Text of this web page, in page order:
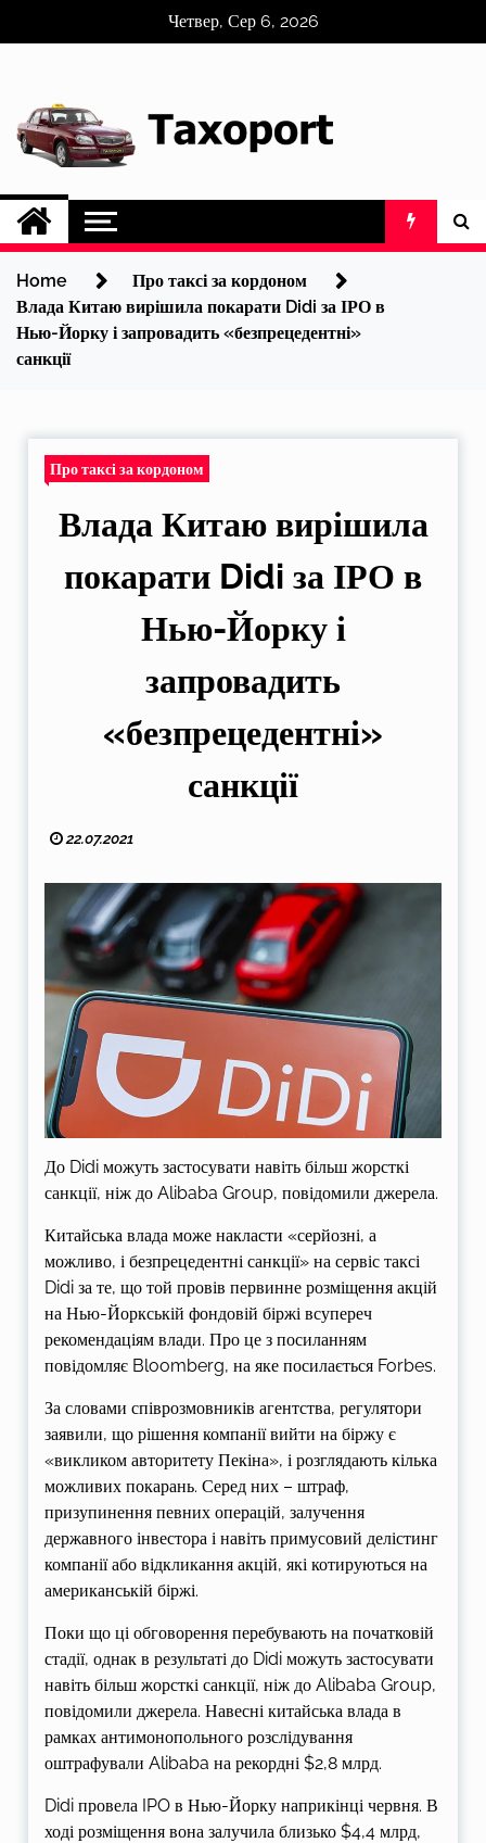
Четвер, Сер 6, 2026
Home
Про таксі за кордоном
Влада Китаю вирішила покарати Didi за ІРО в
Нью-Йорку і запровадить «безпрецедентні»
санкції
Про таксі за кордоном
Влада Китаю вирішила
покарати Didi за ІРО в
Нью-Йорку і
запровадить
«безпрецедентні»
санкції
22.07.2021
До Didi можуть застосувати навіть більш жорсткі
санкції, ніж до Alibaba Group, повідомили джерела.
Китайська влада може накласти «серйозні, а
можливо, і безпрецедентні санкції» на сервіс таксі
Didi за те, що той провів первинне розміщення акцій
на Нью-Йоркській фондовій біржі всупереч
рекомендаціям влади. Про це з посиланням
повідомляє Bloomberg, на яке посилається Forbes.
За словами співрозмовників агентства, регулятори
заявили, що рішення компанії вийти на біржу є
«викликом авторитету Пекіна», і розглядають кілька
можливих покарань. Серед них – штраф,
призупинення певних операцій, залучення
державного інвестора і навіть примусовий делістинг
компанії або відкликання акцій, які котируються на
американській біржі.
Поки що ці обговорення перебувають на початковій
стадії, однак в результаті до Didi можуть застосувати
навіть більш жорсткі санкції, ніж до Alibaba Group,
повідомили джерела. Навесні китайська влада в
рамках антимонопольного розслідування
оштрафували Alibaba на рекордні $2,8 млрд.
Didi провела IPO в Нью-Йорку наприкінці червня. В
ході розміщення вона залучила близько $4,4 млрд,